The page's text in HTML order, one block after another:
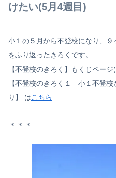
けたい(5月4週目)
小１の５月から不登校になり、
をふり返ったきろくです。
【不登校のきろく】もくじページ
【不登校のきろく１ 小１不登
り】 はこちら
＊＊＊